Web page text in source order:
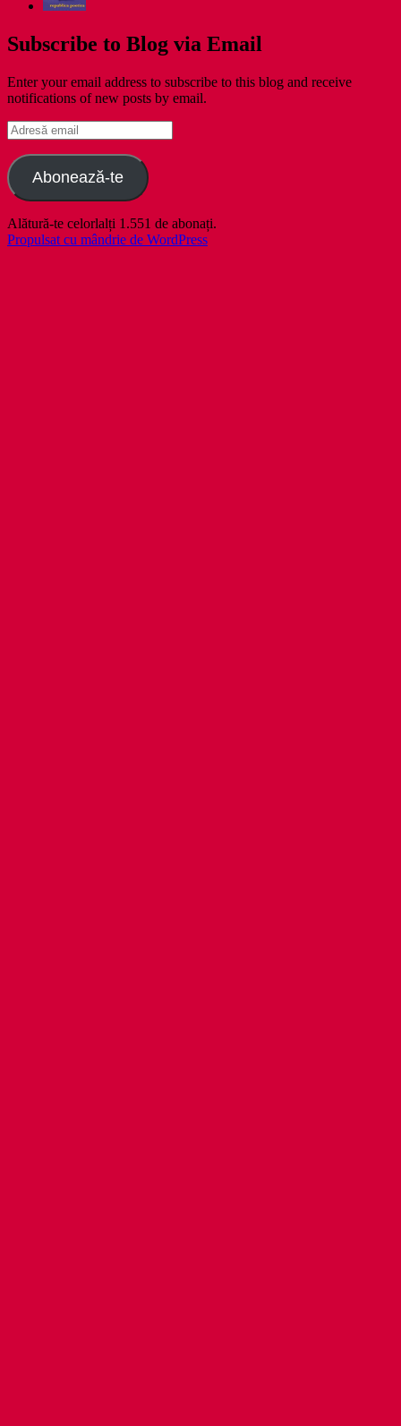
Subscribe to Blog via Email
Enter your email address to subscribe to this blog and receive
notifications of new posts by email.
Adresă
email
Abonează-te
Alătură-te celorlalți 1.551 de abonați.
Propulsat cu mândrie de WordPress